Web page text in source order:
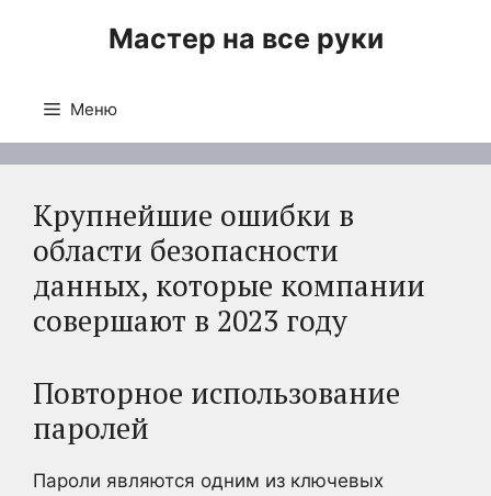
Мастер на все руки
Меню
Крупнейшие ошибки в
области безопасности
данных, которые компании
совершают в 2023 году
Повторное использование
паролей
Пароли являются одним из ключевых